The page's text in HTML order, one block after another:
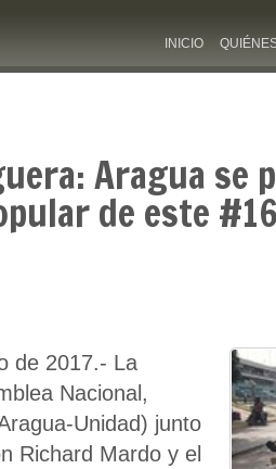
INICIO
Aragua se
de este
de 2017.- La
Nacional,
Unidad) junto
Richard Mardo y el